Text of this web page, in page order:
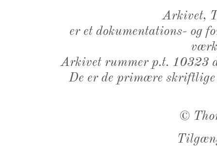
Arkivet,
er et dokumentations- og
Arkivet rummer p.t. 10323
De er de primære
©